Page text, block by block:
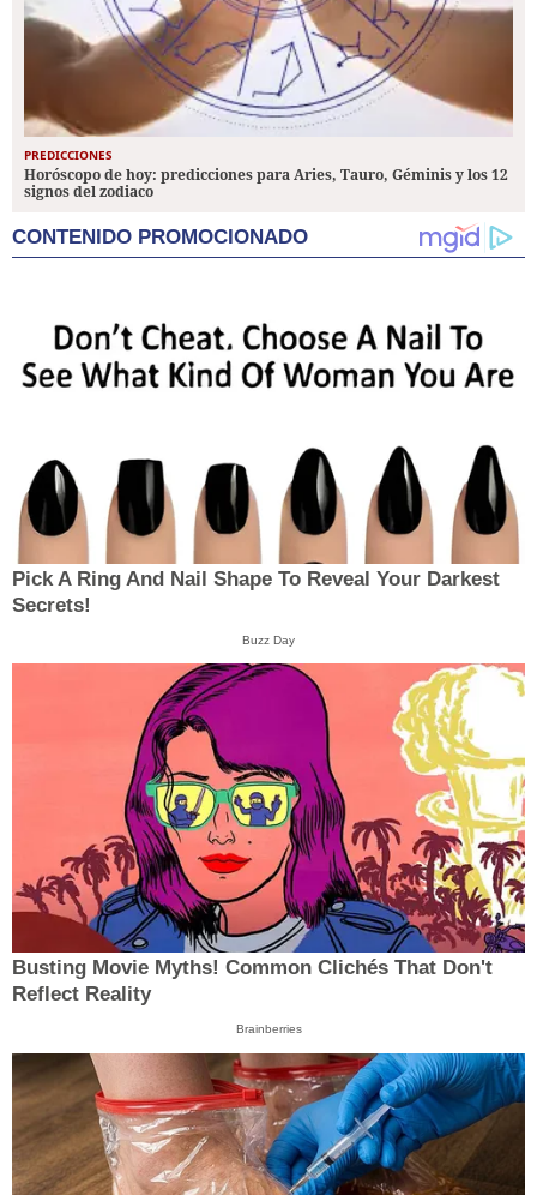
PREDICCIONES
Horóscopo de hoy: predicciones para Aries, Tauro, Géminis y los 12
signos del zodiaco
CONTENIDO PROMOCIONADO
Pick A Ring And Nail Shape To Reveal Your Darkest
Secrets!
Buzz Day
Busting Movie Myths! Common Clichés That Don't
Reflect Reality
Brainberries